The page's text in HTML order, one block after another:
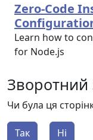
Zero-Code
Learn how to
for Node.js
Зворотний
Чи була ця
Так Ні